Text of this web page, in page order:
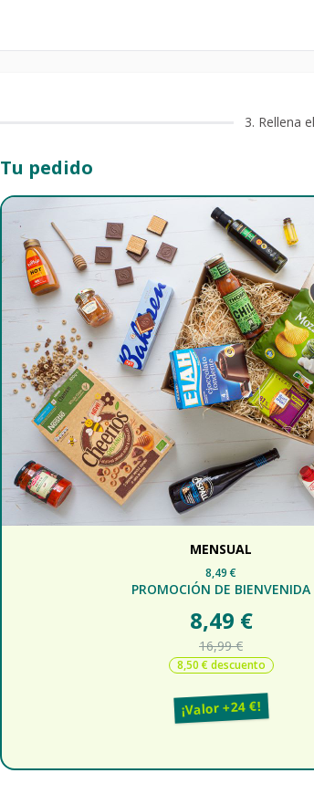
3. Rellena
Tu pedido
MENSUAL
8,49 €
PROMOCIÓN DE BIENVENIDA
8,49 €
16,99 €
8,50 € descuento
¡Valor +24 €!